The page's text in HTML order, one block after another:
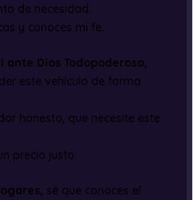
de necesidad.
y conoces mi fe.
Dios Todopoderoso,
este vehículo de forma
honesto, que necesite este
precio justo.
sé que conoces el